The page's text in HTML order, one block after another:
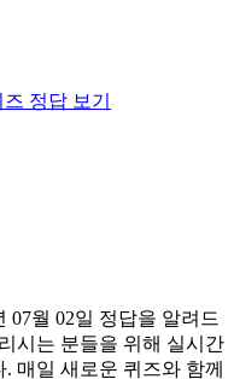
정답 보기
07월 02일 정답을 알려드
시는 분들을 위해 실시간
매일 새로운 퀴즈와 함께